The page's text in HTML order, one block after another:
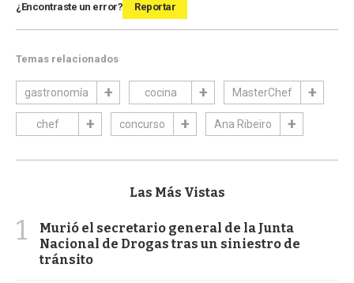
¿Encontraste un error? Reportar
Temas relacionados
gastronomía cocina MasterChef
chef concurso Ana Ribeiro
Las Más Vistas
1
Murió el secretario general de la Junta
Nacional de Drogas tras un siniestro de
tránsito